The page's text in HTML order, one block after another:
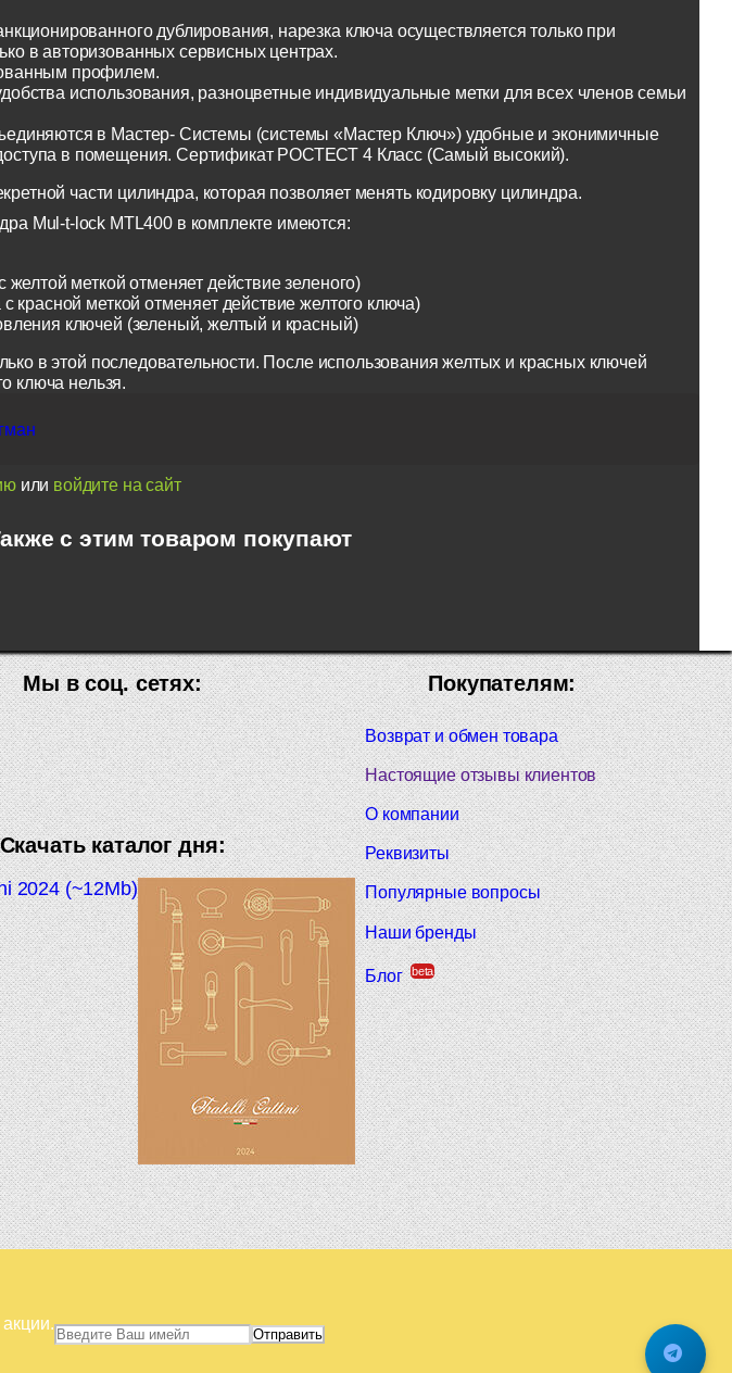
дублирования, нарезка ключа осуществляется только при
в авторизованных сервисных центрах.
профилем.
использования, разноцветные индивидуальные метки для всех членов семьи
в Мастер- Системы (системы «Мастер Ключ») удобные и эконимичные
в помещения. Сертификат РОСТЕСТ 4 Класс (Самый высокий).
части цилиндра, которая позволяет менять кодировку цилиндра.
Mul-t-lock MTL400 в комплекте имеются:
меткой отменяет действие зеленого)
красной меткой отменяет действие желтого ключа)
ключей (зеленый, желтый и красный)
в этой последовательности. После использования желтых и красных ключей
ключа нельзя.
или войдите на сайт
с этим товаром покупают
Покупателям:
Возврат и обмен товара
Настоящие отзывы клиентов
О компании
Реквизиты
Популярные вопросы
Наши бренды
Блог beta
Мы в соц. сетях:
Скачать каталог дня:
2024 (~12Mb)